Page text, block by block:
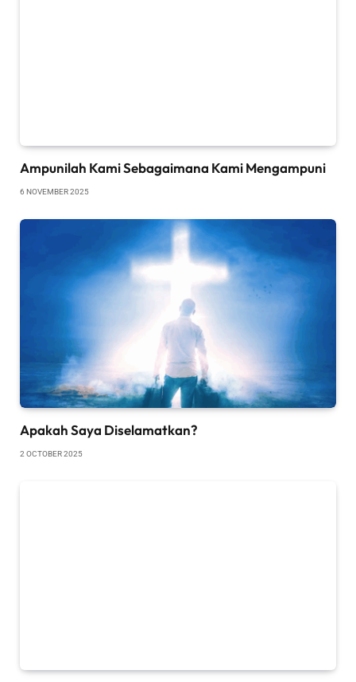
Ampunilah Kami Sebagaimana Kami Mengampuni
6 NOVEMBER 2025
Apakah Saya Diselamatkan?
2 OCTOBER 2025